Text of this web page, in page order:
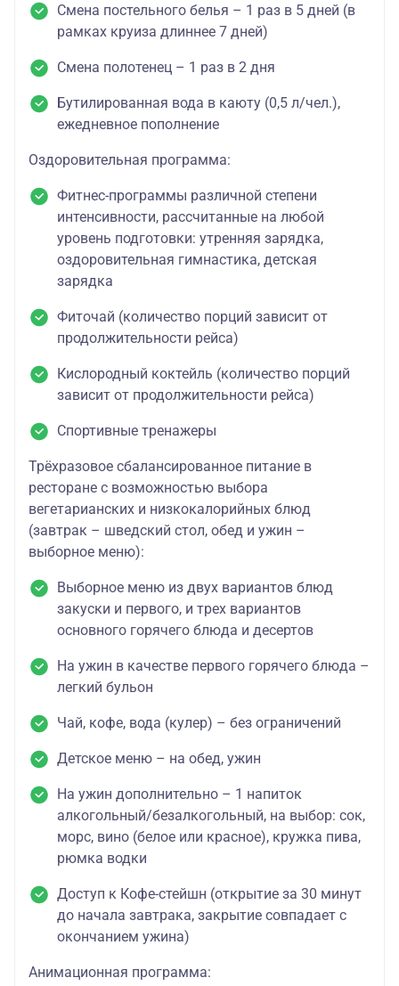
Смена постельного белья – 1 раз в 5 дней (в
рамках круиза длиннее 7 дней)
Смена полотенец – 1 раз в 2 дня
Бутилированная вода в каюту (0,5 л/чел.),
ежедневное пополнение
Оздоровительная программа:
Фитнес-программы различной степени
интенсивности, рассчитанные на любой
уровень подготовки: утренняя зарядка,
оздоровительная гимнастика, детская
зарядка
Фиточай (количество порций зависит от
продолжительности рейса)
Кислородный коктейль (количество порций
зависит от продолжительности рейса)
Спортивные тренажеры
Трёхразовое сбалансированное питание в
ресторане с возможностью выбора
вегетарианских и низкокалорийных блюд
(завтрак – шведский стол, обед и ужин –
выборное меню):
Выборное меню из двух вариантов блюд
закуски и первого, и трех вариантов
основного горячего блюда и десертов
На ужин в качестве первого горячего блюда –
легкий бульон
Чай, кофе, вода (кулер) – без ограничений
Детское меню – на обед, ужин
На ужин дополнительно – 1 напиток
алкогольный/безалкогольный, на выбор: сок,
морс, вино (белое или красное), кружка пива,
рюмка водки
Доступ к Кофе-стейшн (открытие за 30 минут
до начала завтрака, закрытие совпадает с
окончанием ужина)
Анимационная программа: